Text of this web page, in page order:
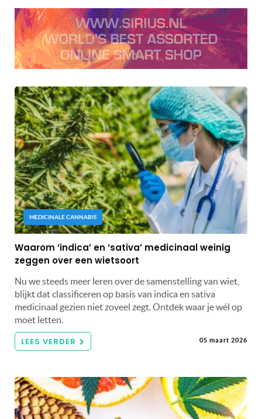
MEDICINALE CANNABIS
Waarom ‘indica’ en ‘sativa’ medicinaal weinig
zeggen over een wietsoort
Nu we steeds meer leren over de samenstelling van wiet,
blijkt dat classificeren op basis van indica en sativa
medicinaal gezien niet zoveel zegt. Ontdek waar je wél op
moet letten.
LEES VERDER 05 maart 2026